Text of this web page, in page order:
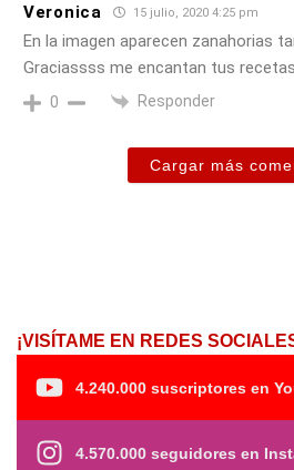
Veronica 15 julio, 2020 4:25 pm
En la imagen aparecen zanahorias
Graciassss me encantan tus
0 Responder
Cargar más
¡VISÍTAME EN REDES
4.240.000 suscriptores en
4.570.000 seguidores en